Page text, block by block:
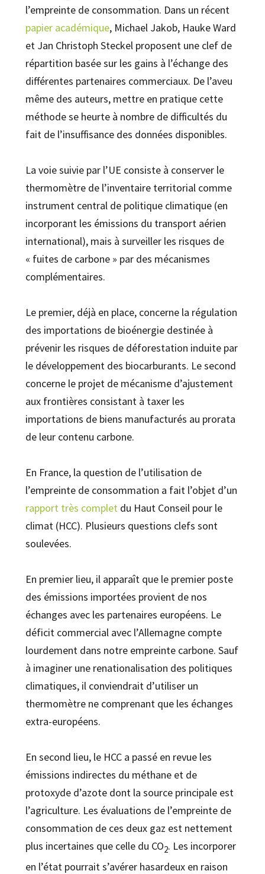
l’empreinte de consommation. Dans un récent
papier académique, Michael Jakob, Hauke Ward
et Jan Christoph Steckel proposent une clef de
répartition basée sur les gains à l’échange des
différentes partenaires commerciaux. De l’aveu
même des auteurs, mettre en pratique cette
méthode se heurte à nombre de difficultés du
fait de l’insuffisance des données disponibles.
La voie suivie par l’UE consiste à conserver le
thermomètre de l’inventaire territorial comme
instrument central de politique climatique (en
incorporant les émissions du transport aérien
international), mais à surveiller les risques de
« fuites de carbone » par des mécanismes
complémentaires.
Le premier, déjà en place, concerne la régulation
des importations de bioénergie destinée à
prévenir les risques de déforestation induite par
le développement des biocarburants. Le second
concerne le projet de mécanisme d’ajustement
aux frontières consistant à taxer les
importations de biens manufacturés au prorata
de leur contenu carbone.
En France, la question de l’utilisation de
l’empreinte de consommation a fait l’objet d’un
rapport très completdu Haut Conseil pour le
climat (HCC). Plusieurs questions clefs sont
soulevées.
En premier lieu, il apparaît que le premier poste
des émissions importées provient de nos
échanges avec les partenaires européens. Le
déficit commercial avec l’Allemagne compte
lourdement dans notre empreinte carbone. Sauf
à imaginer une renationalisation des politiques
climatiques, il conviendrait d’utiliser un
thermomètre ne comprenant que les échanges
extra-européens.
En second lieu, le HCC a passé en revue les
émissions indirectes du méthane et de
protoxyde d’azote dont la source principale est
l’agriculture. Les évaluations de l’empreinte de
consommation de ces deux gaz est nettement
plus incertaines que celle du CO2. Les incorporer
en l’état pourrait s’avérer hasardeux en raison